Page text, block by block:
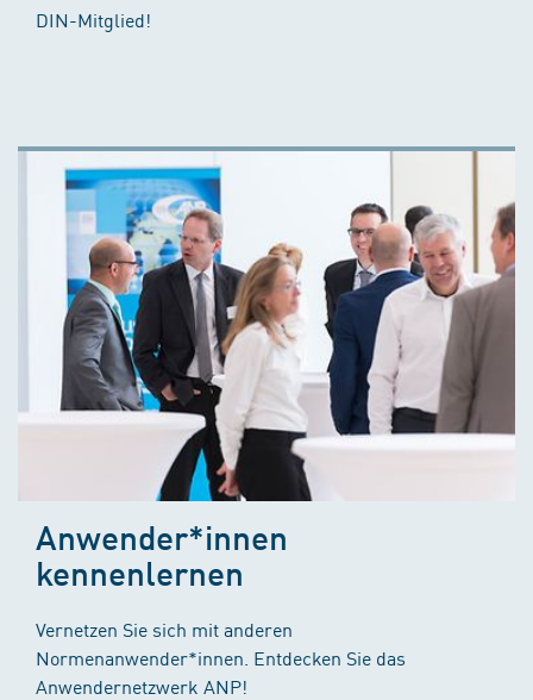
DIN-Mitglied!
Anwender*innen
kennenlernen
Vernetzen Sie sich mit anderen
Normenanwender*innen. Entdecken Sie das
Anwendernetzwerk ANP!